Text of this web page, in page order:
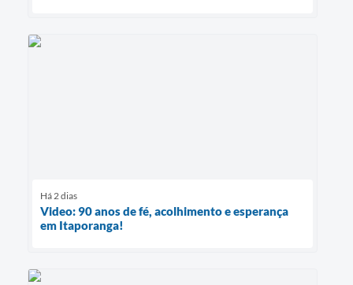
Há 2 dias
Video: 90 anos de fé, acolhimento e esperança
em Itaporanga!